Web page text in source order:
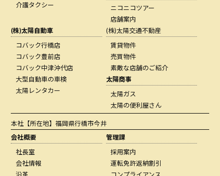
介護タクシー
ニコニコツアー
店舗案内
(株)太陽自動車
コバック行橋店
コバック豊前店
コバック中津沖代店
大型自動車の車検
太陽レンタカー
(株)太陽交通不動産
賃貸物件
売買物件
素敵な店舗のご紹介
太陽商事
太陽ガス
太陽の便利屋さん
本社 【所在地】福岡県行橋市今井
会社概要
社長室
会社情報
管理課
採用案内
運転免許返納割引